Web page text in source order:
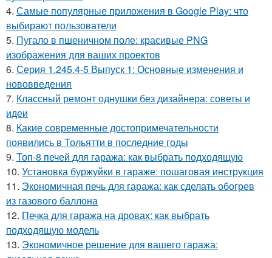
4. Самые популярные приложения в Google Play: что
выбирают пользователи
5. Пугало в пшеничном поле: красивые PNG
изображения для ваших проектов
6. Серия 1.245.4-5 Выпуск 1: Основные изменения и
нововведения
7. Классный ремонт однушки без дизайнера: советы и
идеи
8. Какие современные достопримечательности
появились в Тольятти в последние годы
9. Топ-8 печей для гаража: как выбрать подходящую
10. Установка буржуйки в гараже: пошаговая инструкция
11. Экономичная печь для гаража: как сделать обогрев
из газового баллона
12. Печка для гаража на дровах: как выбрать
подходящую модель
13. Экономичное решение для вашего гаража: